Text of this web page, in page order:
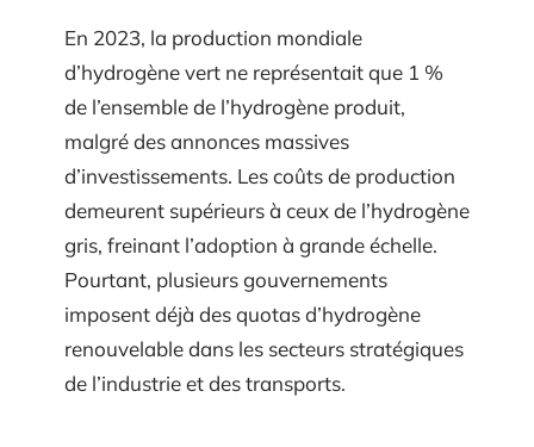
En 2023, la production mondiale
d’hydrogène vert ne représentait que 1 %
de l’ensemble de l’hydrogène produit,
malgré des annonces massives
d’investissements. Les coûts de production
demeurent supérieurs à ceux de l’hydrogène
gris, freinant l’adoption à grande échelle.
Pourtant, plusieurs gouvernements
imposent déjà des quotas d’hydrogène
renouvelable dans les secteurs stratégiques
de l’industrie et des transports.